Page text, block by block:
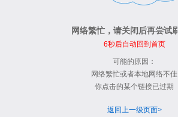
网络繁忙，请关闭后再尝试
6秒后自动回到首页
可能的原因：
网络繁忙或者本地网络不佳
你点击的某个链接已过期
返回上一级页面>